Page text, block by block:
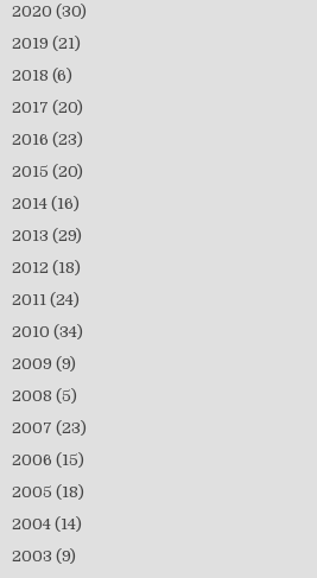
2020 (30)
2019 (21)
2018 (6)
2017 (20)
2016 (23)
2015 (20)
2014 (16)
2013 (29)
2012 (18)
2011 (24)
2010 (34)
2009 (9)
2008 (5)
2007 (23)
2006 (15)
2005 (18)
2004 (14)
2003 (9)